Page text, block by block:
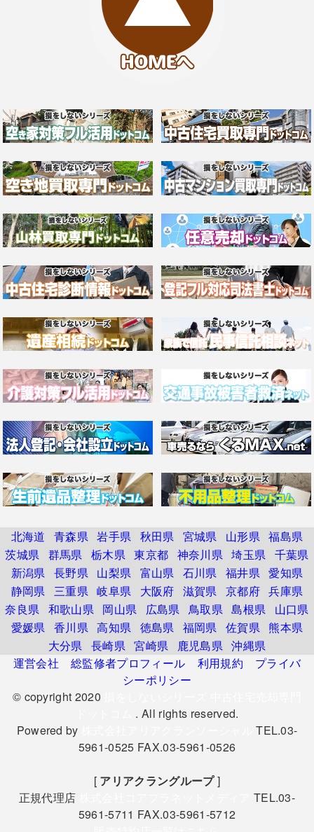
北海道 青森県 岩手県 秋田県 宮城県 山形県 福島県
茨城県 群馬県 栃木県 東京都 神奈川県 埼玉県 千葉県
新潟県 長野県 山梨県 富山県 石川県 福井県 愛知県
静岡県 三重県 岐阜県 大阪府 滋賀県 京都府 兵庫県
奈良県 和歌山県 岡山県 広島県 鳥取県 島根県
山口県
愛媛県 香川県 高知県 徳島県 福岡県 佐賀県 熊本県
大分県 長崎県 宮崎県 鹿児島県 沖縄県
運営会社
総監修者プロフィール 利用規約
プライバ
シーポリシー
© copyright 2020
. All rights reserved.
Powered by
TEL.03-
5961-0525 FAX.03-5961-0526
[ アリアクラングループ]
正規代理店
TEL.03-
5961-5711 FAX.03-5961-5712